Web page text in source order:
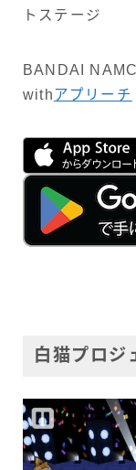
トステージ
BANDAI
with アプリーチ
白猫プロジ